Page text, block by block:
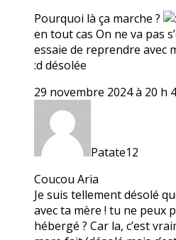
Pourquoi là ça marche ?
en tout cas On ne va pas
essaie de reprendre avec
:d désolée
29 novembre 2024 à 20 h
Patate12
Coucou Aria
Je suis tellement désolé
avec ta mère ! tu ne peux
hébergé ? Car la, c’est